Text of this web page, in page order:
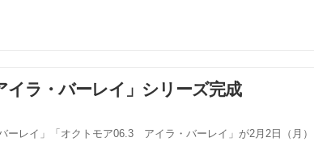
ラ・バーレイ」シリーズ完成
ーレイ」「オクトモア06.3 アイラ・バーレイ」が2月2日（月）